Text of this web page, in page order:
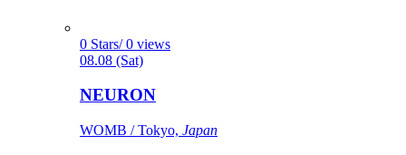
0 Stars/ 0 views
08.08 (Sat)
NEURON
WOMB / Tokyo, Japan